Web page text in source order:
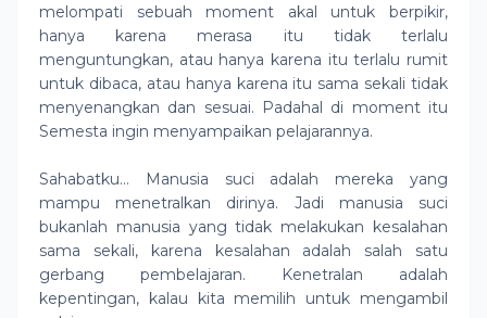
melompati sebuah moment akal untuk berpikir,
hanya karena merasa itu tidak terlalu
menguntungkan, atau hanya karena itu terlalu rumit
untuk dibaca, atau hanya karena itu sama sekali tidak
menyenangkan dan sesuai. Padahal di moment itu
Semesta ingin menyampaikan pelajarannya.
Sahabatku... Manusia suci adalah mereka yang
mampu menetralkan dirinya. Jadi manusia suci
bukanlah manusia yang tidak melakukan kesalahan
sama sekali, karena kesalahan adalah salah satu
gerbang pembelajaran. Kenetralan adalah
kepentingan, kalau kita memilih untuk mengambil